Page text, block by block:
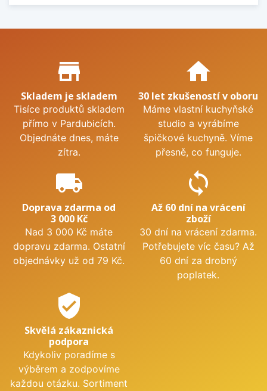
Proč nakupovat u nás?
store_mall_directory
Skladem je skladem
Tisíce produktů skladem
přímo v Pardubicích.
Objednáte dnes, máte
zítra.
home
30 let zkušeností v oboru
Máme vlastní kuchyňské
studio a vyrábíme
špičkové kuchyně. Víme
přesně, co funguje.
local_shipping
Doprava zdarma od
3 000 Kč
Nad 3 000 Kč máte
dopravu zdarma. Ostatní
objednávky už od 79 Kč.
sync
Až 60 dní na vrácení
zboží
30 dní na vrácení zdarma.
Potřebujete víc času? Až
60 dní za drobný
poplatek.
verified_user
Skvělá zákaznická
podpora
Kdykoliv poradíme s
výběrem a zodpovíme
každou otázku. Sortiment